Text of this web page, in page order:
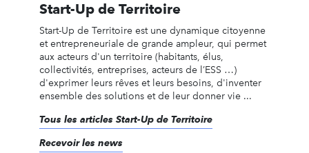
Start-Up de Territoire
Start-Up de Territoire est une dynamique citoyenne
et entrepreneuriale de grande ampleur, qui permet
aux acteurs d'un territoire (habitants, élus,
collectivités, entreprises, acteurs de l’ESS …)
d'exprimer leurs rêves et leurs besoins, d'inventer
ensemble des solutions et de leur donner vie ...
Tous les articles Start-Up de Territoire
Recevoir les news